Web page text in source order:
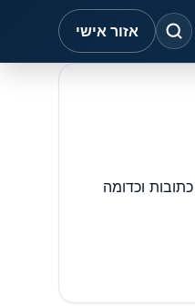
אזור אישי
מספר 614 מיקוד,4672510 ,כל פרטי יצירת הקשר כתובות וכדומה